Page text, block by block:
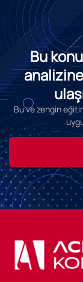
Bu
Bu ve zengin